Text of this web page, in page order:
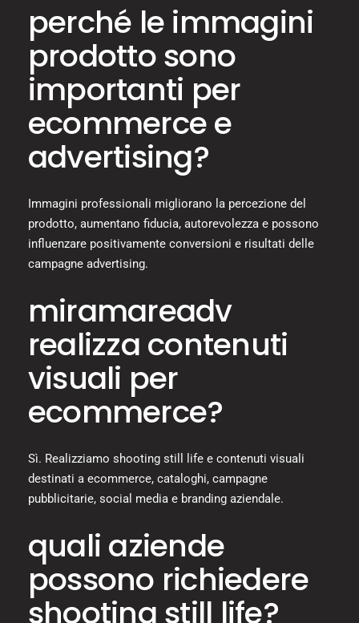
perché le immagini
prodotto sono
importanti per
ecommerce e
advertising?
Immagini professionali migliorano la percezione del
prodotto, aumentano fiducia, autorevolezza e possono
influenzare positivamente conversioni e risultati delle
campagne advertising.
miramareadv
realizza contenuti
visuali per
ecommerce?
Sì. Realizziamo shooting still life e contenuti visuali
destinati a ecommerce, cataloghi, campagne
pubblicitarie, social media e branding aziendale.
quali aziende
possono richiedere
shooting still life?